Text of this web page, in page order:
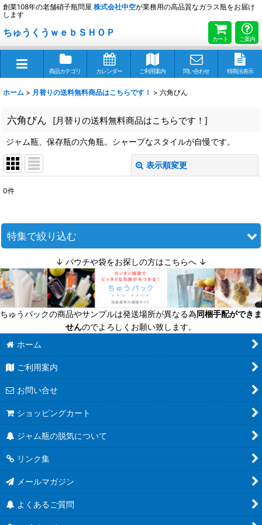
創業108年の老舗硝子瓶問屋 株式会社中空が業務用の高品質なガラス瓶をお届け
します
ちゅうくうｗｅｂＳＨＯＰ
カート ご案内
商品カテゴリ カレンダー ご利用案内 問い合わせ 特商法表示
ホーム > 月替りの送料無料商品はこちらです！ > 六角びん
六角びん [月替りの送料無料商品はこちらです！ ]
ジャム瓶、保存瓶の六角瓶。シャープなスタイルが自慢です。
表示順変更
並び順 :
絞り込む
0件
特集で絞り込む
迷ったら定番商品！
送料無料商品
超軽量瓶
六角びん
八角びん
角びん全て
マヨネーズびん
お酒のテイクアウト容器
人気のハーバリウム瓶
↓ パウチや袋をお探しの方はこちらへ ↓
ちゅうパックの商品やサンプルは発送場所が異なる為同梱手配ができま
せんのでよろしくお願い致します。
ホーム
ご利用案内
お問い合せ
ショッピングカート
ジャム瓶の脱気について
リンク集
メールマガジン
よくあるご質問